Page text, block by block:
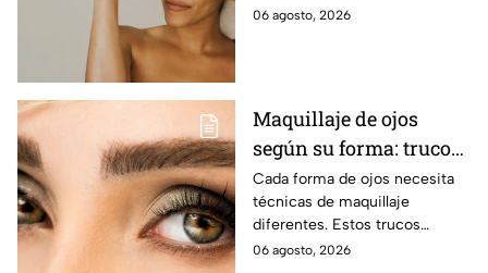
los párpados encapotados con
06 agosto, 2026
Maquillaje de ojos
según su forma: trucos
para realzar la mirada
Cada forma de ojos necesita
técnicas de maquillaje
diferentes. Estos trucos
ayudan a abrir, elevar, suavizar
06 agosto, 2026